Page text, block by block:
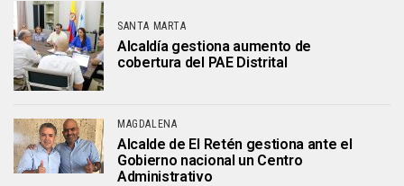
SANTA MARTA
Alcaldía gestiona aumento de
cobertura del PAE Distrital
MAGDALENA
Alcalde de El Retén gestiona ante el
Gobierno nacional un Centro
Administrativo